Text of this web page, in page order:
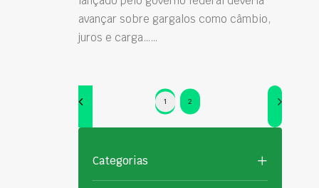
avançar sobre gargalos como câmbio,
juros e carga……
1 2
Categorias